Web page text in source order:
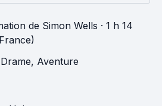
de Simon Wells · 1 h 14
Drame, Aventure